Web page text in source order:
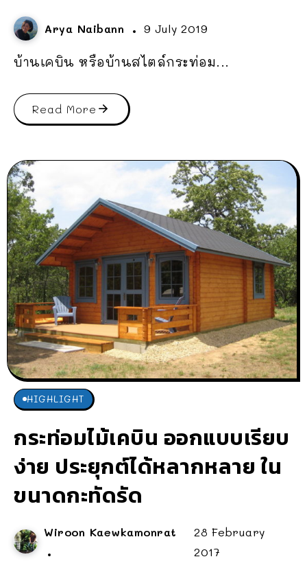
Arya Naibann 9 July 2019
บ้านเคบิน หรือบ้านสไตล์กระท่อม...
Read More
HIGHLIGHT
กระท่อมไม้เคบิน ออกแบบเรียบ
ง่าย ประยุกต์ได้หลากหลาย ใน
ขนาดกะทัดรัด
Wiroon Kaewkamonrat
28 February
2017